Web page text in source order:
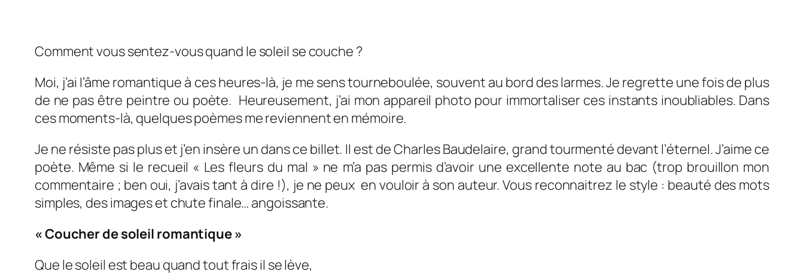
Comment vous sentez-vous quand le soleil se couche ?
Moi, j’ai l’âme romantique à ces heures-là, je me sens tourneboulée, souvent au bord des larmes. Je regrette une fois de plus
de ne pas être peintre ou poète. Heureusement, j’ai mon appareil photo pour immortaliser ces instants inoubliables. Dans
ces moments-là, quelques poèmes me reviennent en mémoire.
Je ne résiste pas plus et j’en insère un dans ce billet. Il est de Charles Baudelaire, grand tourmenté devant l’éternel. J’aime ce
poète. Même si le recueil « Les fleurs du mal » ne m’a pas permis d’avoir une excellente note au bac (trop brouillon mon
commentaire ; ben oui, j’avais tant à dire !), je ne peux en vouloir à son auteur. Vous reconnaitrez le style : beauté des mots
simples, des images et chute finale… angoissante.
« Coucher de soleil romantique »
Que le soleil est beau quand tout frais il se lève,